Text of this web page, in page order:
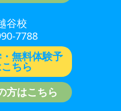
谷校
7788
無料体験予
ちら
方はこちら